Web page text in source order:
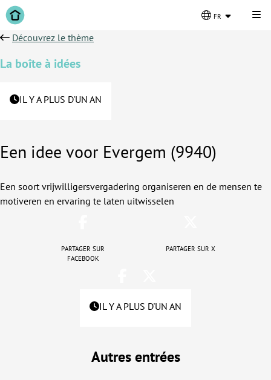
fr
Découvrez le thème
La boîte à idées
IL Y A PLUS D'UN AN
Een idee voor Evergem (9940)
Een soort vrijwilligersvergadering organiseren en de mensen te
motiveren en ervaring te laten uitwisselen
Partager sur
Facebook
Partager sur X
IL Y A PLUS D'UN AN
Autres entrées